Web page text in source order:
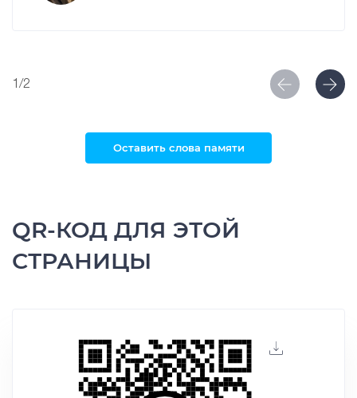
1/2
Оставить слова памяти
QR-КОД ДЛЯ ЭТОЙ
СТРАНИЦЫ